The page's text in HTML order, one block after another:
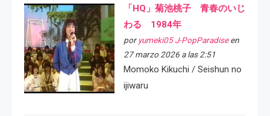
「HQ」菊池桃子 青春のいじ
わる 1984年
por yumeki05 J-PopParadiseen
27 marzo 2026 a las 2:51
Momoko Kikuchi / Seishun no
ijiwaru